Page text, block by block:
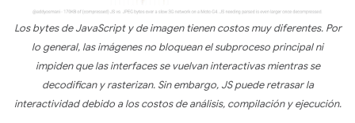
Los bytes de JavaScript y de imagen tienen costos muy diferentes. Por
lo general, las imágenes no bloquean el subproceso principal ni
impiden que las interfaces se vuelvan interactivas mientras se
decodifican y rasterizan. Sin embargo, JS puede retrasar la
interactividad debido a los costos de análisis, compilación y ejecución.